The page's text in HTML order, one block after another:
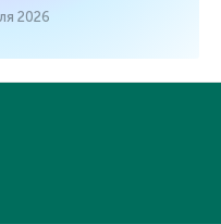
2026